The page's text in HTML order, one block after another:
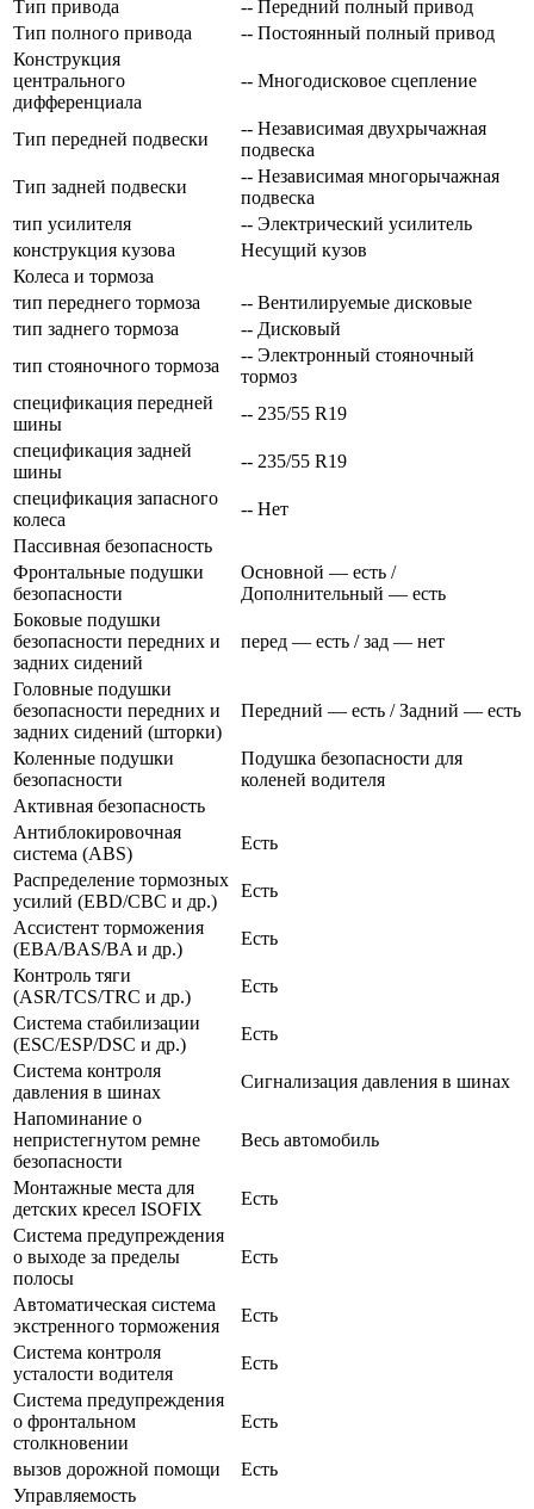
Тип привода
-- Передний полный привод
Тип полного привода
-- Постоянный полный привод
Конструкция
центрального
дифференциала
-- Многодисковое сцепление
Тип передней подвески
-- Независимая двухрычажная
подвеска
Тип задней подвески
-- Независимая многорычажная
подвеска
тип усилителя
-- Электрический усилитель
конструкция кузова
Несущий кузов
Колеса и тормоза
тип переднего тормоза
-- Вентилируемые дисковые
тип заднего тормоза
-- Дисковый
тип стояночного тормоза
-- Электронный стояночный
тормоз
спецификация передней
шины
-- 235/55 R19
спецификация задней
шины
-- 235/55 R19
спецификация запасного
колеса
-- Нет
Пассивная безопасность
Фронтальные подушки
безопасности
Основной — есть /
Дополнительный — есть
Боковые подушки
безопасности передних и
задних сидений
перед — есть / зад — нет
Головные подушки
безопасности передних и
задних сидений (шторки)
Передний — есть / Задний — есть
Коленные подушки
безопасности
Подушка безопасности для
коленей водителя
Активная безопасность
Антиблокировочная
система (ABS)
Есть
Распределение тормозных
усилий (EBD/CBC и др.)
Есть
Ассистент торможения
(EBA/BAS/BA и др.)
Есть
Контроль тяги
(ASR/TCS/TRC и др.)
Есть
Система стабилизации
(ESC/ESP/DSC и др.)
Есть
Система контроля
давления в шинах
Сигнализация давления в шинах
Напоминание о
непристегнутом ремне
безопасности
Весь автомобиль
Монтажные места для
детских кресел ISOFIX
Есть
Система предупреждения
о выходе за пределы
полосы
Есть
Автоматическая система
экстренного торможения
Есть
Система контроля
усталости водителя
Есть
Система предупреждения
о фронтальном
столкновении
Есть
вызов дорожной помощи
Есть
Управляемость